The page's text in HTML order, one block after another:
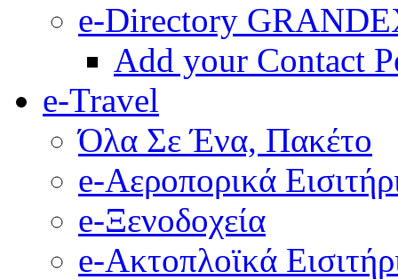
e-Directory
Add your Contact
e-Travel
Όλα Σε Ένα, Πακέτο
e-Αεροπορικά
e-Ξενοδοχεία
e-Ακτοπλοϊκά